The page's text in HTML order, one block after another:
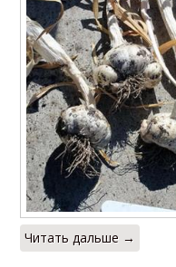
Читать дальше →